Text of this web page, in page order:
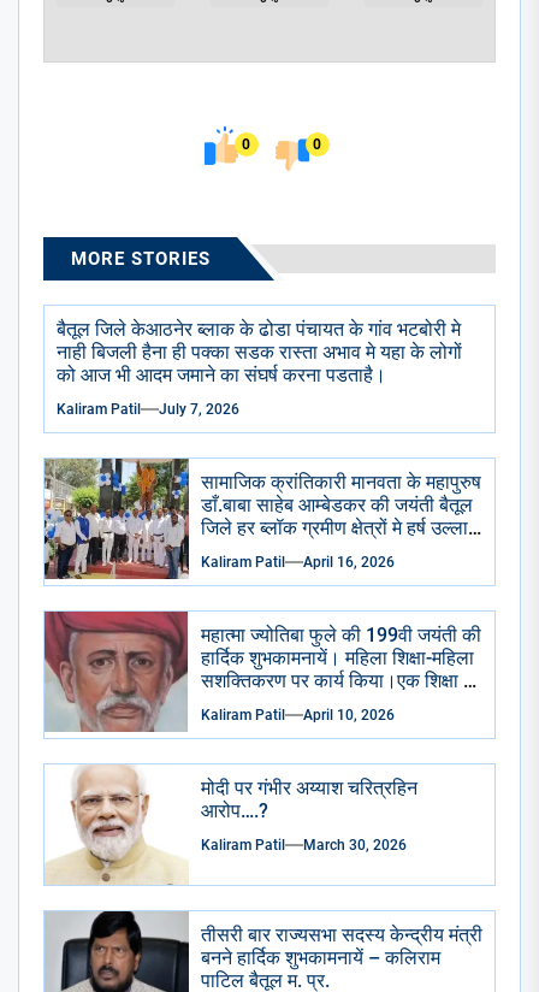
0 0
MORE STORIES
बैतूल जिले केआठनेर ब्लाक के ढोडा पंचायत के गांव भटबोरी मे
नाही बिजली हैना ही पक्का सडक रास्ता अभाव मे यहा के लोगों
को आज भी आदम जमाने का संघर्ष करना पडताहै।
Kaliram Patil July 7, 2026
सामाजिक क्रांतिकारी मानवता के महापुरुष
डाँ.बाबा साहेब आम्बेडकर की जयंती बैतूल
जिले हर ब्लॉक ग्रमीण क्षेत्रों मे हर्ष उल्लास
से मनाई गई सभी सामाजिक राजनैतिक
प्रमुख संगठन भाजपा आप कांग्रेसीयो ने
अभिवादन किया . केक काटा गया ढोल
ढमाके साथ रैली निकाली गई।
Kaliram Patil April 16, 2026
महात्मा ज्योतिबा फुले की 199वी जयंती की
हार्दिक शुभकामनायें। महिला शिक्षा-महिला
सशक्तिकरण पर कार्य किया।एक शिक्षा के
अभाव मे शुद्रो का पतन हुआ है।
Kaliram Patil April 10, 2026
मोदी पर गंभीर अय्याश चरित्रहिन
आरोप….?
Kaliram Patil March 30, 2026
तीसरी बार राज्यसभा सदस्य केन्द्रीय मंत्री
बनने हार्दिक शुभकामनायें – कलिराम
पाटिल बैतूल म. प्र.